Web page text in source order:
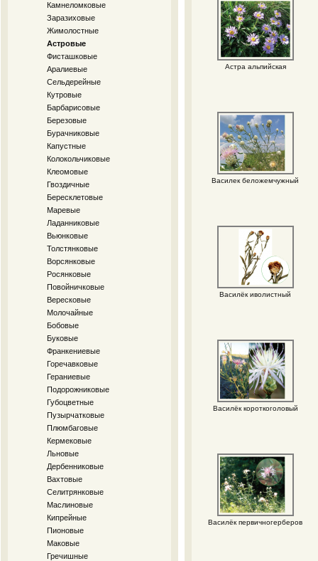
Камнеломковые
Заразиховые
Жимолостные
Астровые
Фисташковые
Аралиевые
Сельдерейные
Кутровые
Барбарисовые
Березовые
Бурачниковые
Капустные
Колокольчиковые
Клеомовые
Гвоздичные
Бересклетовые
Маревые
Ладанниковые
Вьюнковые
Толстянковые
Ворсянковые
Росянковые
Повойничковые
Вересковые
Молочайные
Бобовые
Буковые
Франкениевые
Горечавковые
Гераниевые
Подорожниковые
Губоцветные
Пузырчатковые
Плюмбаговые
Кермековые
Льновые
Дербенниковые
Вахтовые
Селитрянковые
Маслиновые
Кипрейные
Пионовые
Маковые
Гречишные
Астра альпийская
Василек беложемчужный
Василёк иволистный
Василёк короткоголовый
Василёк первичногерберов